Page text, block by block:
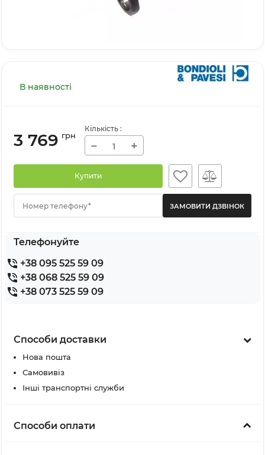
В наявності
3 769 грн
Кількість :
− +
Купити
Номер телефону*
Телефонуйте
+38 095 525 59 09
+38 068 525 59 09
+38 073 525 59 09
Способи доставки
Нова пошта
Самовивіз
Інші транспортні служби
Способи оплати